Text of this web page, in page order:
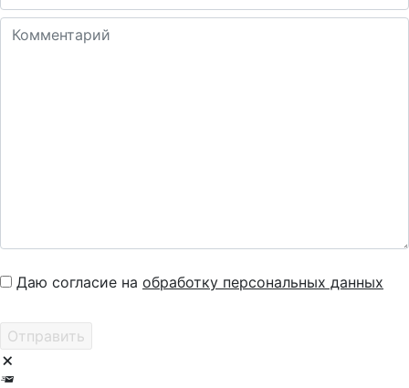
Даю согласие на обработку персональных данных